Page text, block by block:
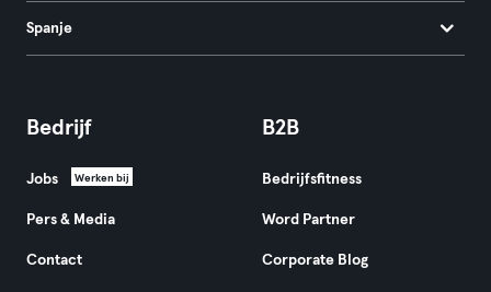
Spanje
Bedrijf
Jobs Werken bij
Pers & Media
Contact
B2B
Bedrijfsfitness
Word Partner
Corporate Blog